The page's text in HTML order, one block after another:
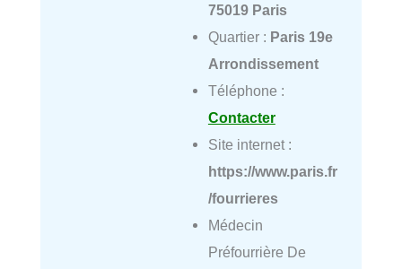
75019 Paris
Quartier : Paris 19e
Arrondissement
Téléphone :
Contacter
Site internet :
https://www.paris.fr
/fourrieres
Médecin
Préfourrière De